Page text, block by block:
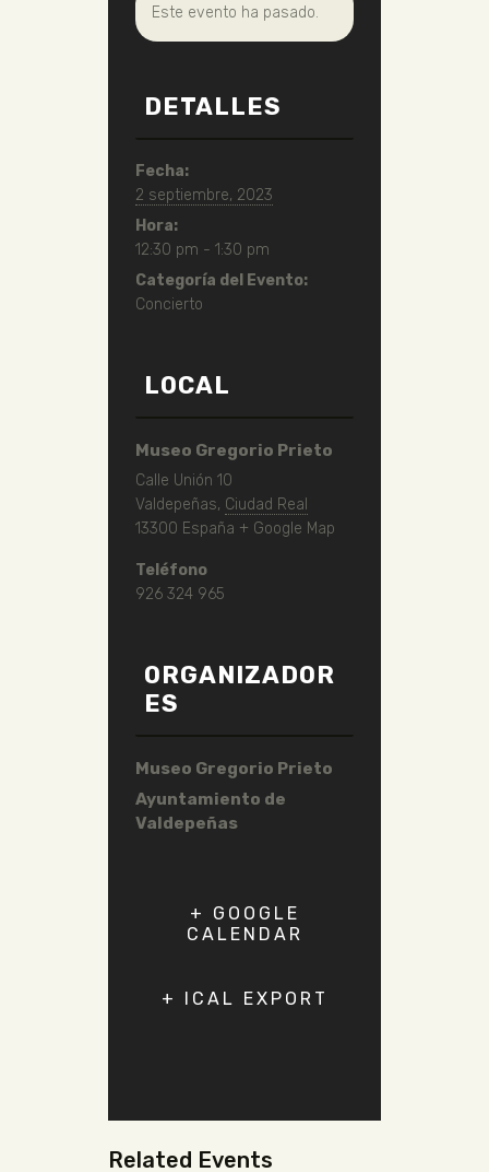
Este evento ha pasado.
DETALLES
Fecha:
2 septiembre, 2023
Hora:
12:30 pm - 1:30 pm
Categoría del Evento:
Concierto
LOCAL
Museo Gregorio Prieto
Calle Unión 10
Valdepeñas, Ciudad Real
13300 España + Google Map
Teléfono
926 324 965
ORGANIZADOR
ES
Museo Gregorio Prieto
Ayuntamiento de
Valdepeñas
+ GOOGLE
CALENDAR
+ ICAL EXPORT
Related Events